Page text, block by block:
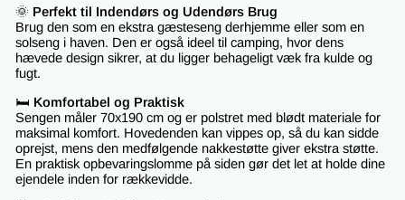
🌞 Perfekt til Indendørs og Udendørs Brug
Brug den som en ekstra gæsteseng derhjemme eller som en
solseng i haven. Den er også ideel til camping, hvor dens
hævede design sikrer, at du ligger behageligt væk fra kulde og
fugt.
🛏️ Komfortabel og Praktisk
Sengen måler 70x190 cm og er polstret med blødt materiale for
maksimal komfort. Hovedenden kan vippes op, så du kan sidde
oprejst, mens den medfølgende nakkestøtte giver ekstra støtte.
En praktisk opbevaringslomme på siden gør det let at holde dine
ejendele inden for rækkevidde.